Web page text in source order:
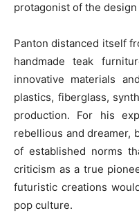
protagonist of the
Panton distanced itself
handmade teak
innovative materials
plastics, fiberglass,
production. For his
rebellious and dreamer,
of established norms
criticism as a true
futuristic creations
pop culture.